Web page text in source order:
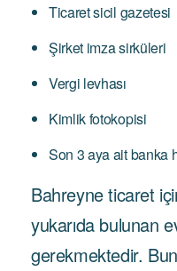
Ticaret sicil gazetesi
Şirket imza sirküleri
Vergi levhası
Kimlik fotokopisi
Son 3 aya ait banka
Bahreyne ticaret
yukarıda bulunan
gerekmektedir.